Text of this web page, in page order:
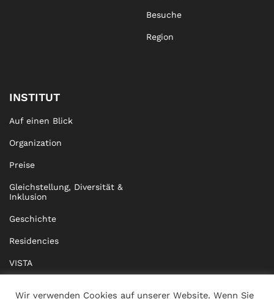
Besuche
Region
INSTITUT
Auf einen Blick
Organization
Preise
Gleichstellung, Diversität &
Inklusion
Geschichte
Residencies
VISTA
Wir verwenden Cookies auf unserer Website. Wenn Sie